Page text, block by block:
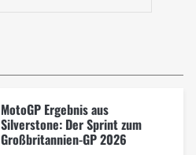
MotoGP Ergebnis aus
Silverstone: Der Sprint zum
Großbritannien-GP 2026